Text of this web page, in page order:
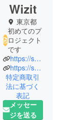
Wizit
東京都
初めてのプ
ロジェクト
です
https://sumatabi.jp/
https://sumatabi.jp/media/
特定商取引
法に基づく
表記
メッセー
ジを送る